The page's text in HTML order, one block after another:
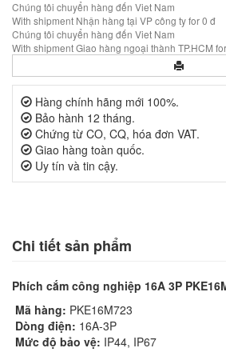
Chúng tôi chuyển hàng đến Viet Nam
With shipment Nhận hàng tại VP công ty for 0 đ
Chúng tôi chuyển hàng đến Viet Nam
With shipment Giao hàng ngoại thành TP.HCM
Hàng chính hãng mới 100%.
Bảo hành 12 tháng.
Chứng từ CO, CQ, hóa đơn VAT.
Giao hàng toàn quốc.
Uy tín và tin cậy.
Chi tiết sản phẩm
Phích cắm công nghiệp 16A 3P
Mã hàng: PKE16M723
Dòng điện: 16A-3P
Mức độ bảo vệ: IP44, IP67